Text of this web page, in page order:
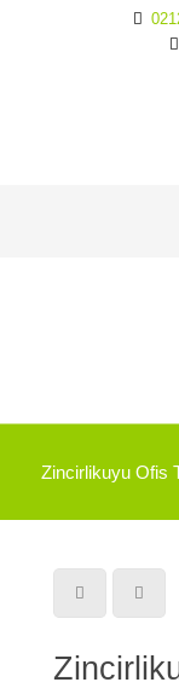
Zincirlikuyu Ofis